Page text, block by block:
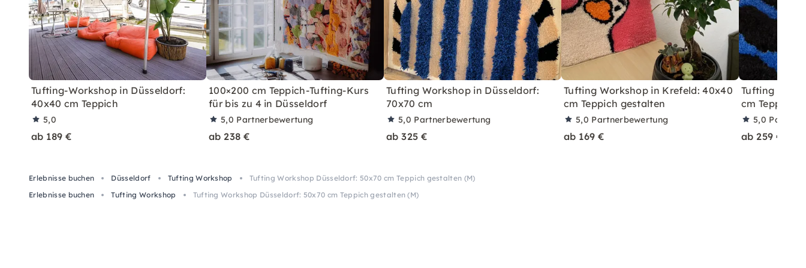
Tufting-Workshop in Düsseldorf:
40x40 cm Teppich
5,0
ab 189 €
100×200 cm Teppich-Tufting-Kurs
für bis zu 4 in Düsseldorf
5,0 Partnerbewertung
ab 238 €
Tufting Workshop in Düsseldorf:
70x70 cm
5,0 Partnerbewertung
ab 325 €
Tufting Workshop in Krefeld: 40x40
cm Teppich gestalten
5,0 Partnerbewertung
ab 169 €
Tufting
cm Teppich
5,0
ab 259 €
Erlebnisse buchen Düsseldorf Tufting Workshop
Tufting Workshop Düsseldorf: 50x70 cm Teppich gestalten (M)
Erlebnisse buchen
Tufting Workshop Tufting Workshop Düsseldorf: 50x70 cm Teppich gestalten (M)